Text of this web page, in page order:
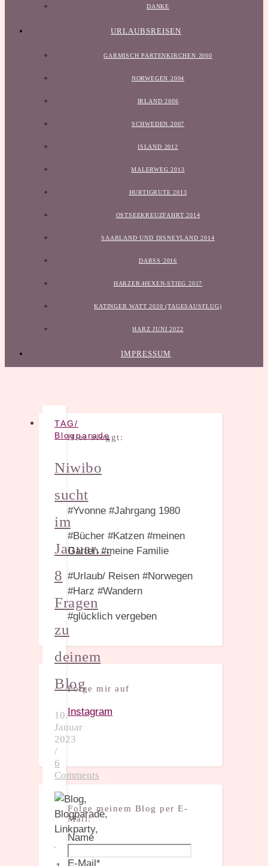
DANKE
URLAUBSREISEN
GARMISCH PARTENKIRCHEN 2000
NORWEGEN 2004
IRLAND 2006
SCHWEDEN 2007
ISLAND 2012
MALERWEG 2013
HURTIGRUTE 2013
OSTSEEKREUZFAHRT 2014
SAARLAND UND DISNEYLAND 2014
DARSS 2016
HARZER-HEXEN-STIEG 2017
KATINGER WATT 2020 (TAGESAUSFLUG)
HARZ JUNI 2022
IMPRESSUM
TAG/
Blogparade
Niwibo
sucht
im
Januar…
8
Fragen
zu
deinem
Blog
10.
Januar
2023
/
6
Comments
Hier bloggt:
#Yvonne #Jahrgang 1980
#Bücher #Katzen #meinen
Garten #meine Familie
#Urlaub/ Reisen #Norwegen
#Harz #Wandern
#glücklich vergeben
Folge mir auf
Instagram
Folge meinem Blog per E-
Mail:
Name
E-Mail*